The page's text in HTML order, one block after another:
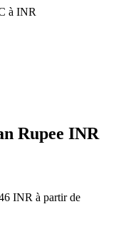
à INR
Rupee INR
INR à partir de